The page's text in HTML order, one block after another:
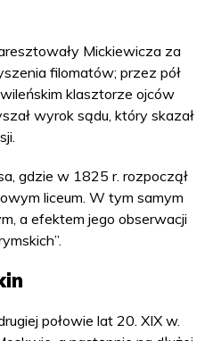
Mickiewicza za
filomatów; przez pół
klasztorze ojców
wyrok sądu, który skazał
gdzie w 1825 r. rozpoczął
liceum. W tym samym
a efektem jego obserwacji
połowie lat 20. XIX w.